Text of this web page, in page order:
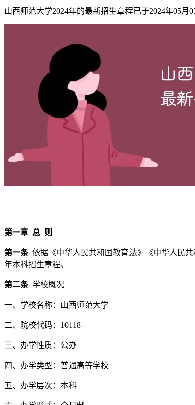
山西师范大学2024年的最新招生章程已于2024年05
第一章 总 则
第一条依据《中华人民共和国教育法》《中华人民
年本科招生章程。
第二条学校概况
一、学校名称：山西师范大学
二、院校代码：10118
三、办学性质：公办
四、办学类型：普通高等学校
五、办学层次：本科